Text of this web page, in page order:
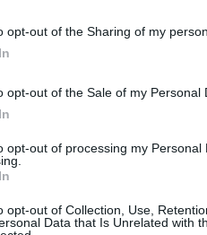
opt-out of the Sharing of my
opt-out of the Sale of my Personal
opt-out of processing my Personal
opt-out of Collection, Use,
Data that Is Unrelated with